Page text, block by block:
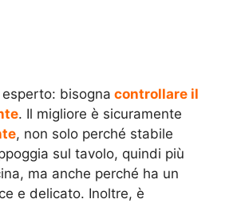
bisogna controllare il
. Il migliore è sicuramente
, non solo perché stabile
sul tavolo, quindi più
ma anche perché ha un
e delicato. Inoltre, è